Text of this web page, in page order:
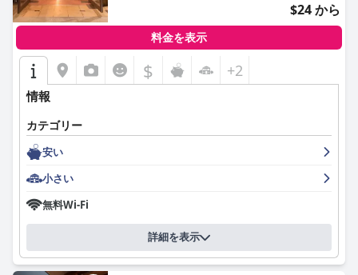
$24 から
料金を表示
$ +2
情報
カテゴリー
安い
小さい
無料Wi-Fi
詳細を表示